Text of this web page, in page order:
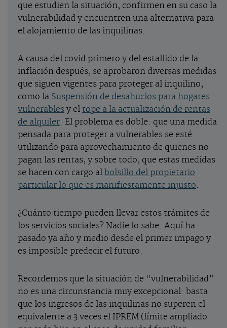
que estudien la situación, confirmen en su caso la
vulnerabilidad y encuentren una alternativa para
el alojamiento de las inquilinas.
A causa del covid primero y del estallido de la
inflación después, se aprobaron diversas medidas
que siguen vigentes para proteger al inquilino,
como la Suspensión de desahucios para hogares
vulnerables y el tope a la actualización de rentas
de alquiler. El problema es doble: que una medida
pensada para proteger a vulnerables se esté
utilizando para aprovechamiento de quienes no
pagan las rentas, y sobre todo, que estas medidas
se hacen con cargo al bolsillo del propietario
particular lo que es manifiestamente injusto.
¿Cuánto tiempo pueden llevar estos trámites de
los servicios sociales? Nadie lo sabe. Aquí ha
pasado ya año y medio desde el primer impago y
es imposible predecir el futuro.
Recordemos que la situación de “vulnerabilidad”
no es una circunstancia muy excepcional: basta
que los ingresos de las inquilinas no superen el
equivalente a 3 veces el IPREM (límite ampliado